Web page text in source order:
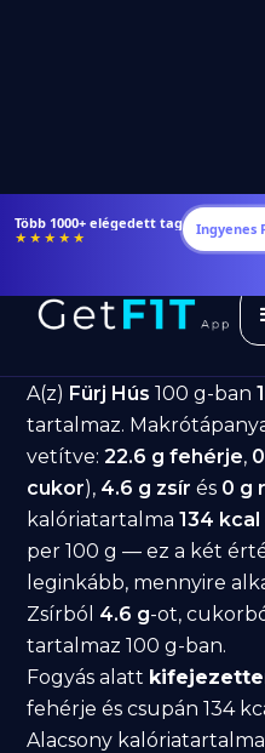
Étrendek, receptek és edzéstervek
★★★★★
Fürj Hús
választás
A(z) Fürj Hús 100 g-ban
tartalmaz.
vetítve:22.6 g fehérje,
cukor), 4.6 g zsír és 0 g
kalóriatartalma134 kcal
per 100 g — ez a két
leginkább, mennyire
Zsírból 4.6 g-ot,
tartalmaz 100 g-ban.
Fogyás alatt
fehérje és csupán 134
Alacsony